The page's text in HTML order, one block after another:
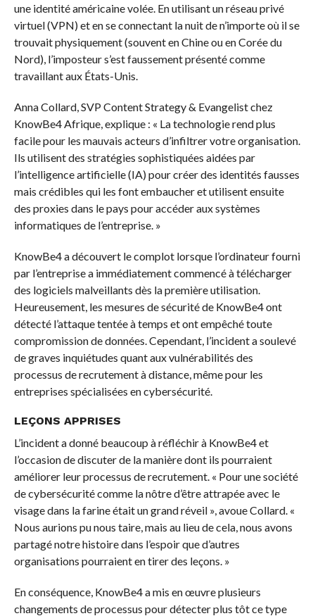
une identité américaine volée. En utilisant un réseau privé
virtuel (VPN) et en se connectant la nuit de n’importe où il se
trouvait physiquement (souvent en Chine ou en Corée du
Nord), l’imposteur s’est faussement présenté comme
travaillant aux États-Unis.
Anna Collard, SVP Content Strategy & Evangelist chez
KnowBe4 Afrique, explique : « La technologie rend plus
facile pour les mauvais acteurs d’infiltrer votre organisation.
Ils utilisent des stratégies sophistiquées aidées par
l’intelligence artificielle (IA) pour créer des identités fausses
mais crédibles qui les font embaucher et utilisent ensuite
des proxies dans le pays pour accéder aux systèmes
informatiques de l’entreprise. »
KnowBe4 a découvert le complot lorsque l’ordinateur fourni
par l’entreprise a immédiatement commencé à télécharger
des logiciels malveillants dès la première utilisation.
Heureusement, les mesures de sécurité de KnowBe4 ont
détecté l’attaque tentée à temps et ont empêché toute
compromission de données. Cependant, l’incident a soulevé
de graves inquiétudes quant aux vulnérabilités des
processus de recrutement à distance, même pour les
entreprises spécialisées en cybersécurité.
LEÇONS APPRISES
L’incident a donné beaucoup à réfléchir à KnowBe4 et
l’occasion de discuter de la manière dont ils pourraient
améliorer leur processus de recrutement. « Pour une société
de cybersécurité comme la nôtre d’être attrapée avec le
visage dans la farine était un grand réveil », avoue Collard. «
Nous aurions pu nous taire, mais au lieu de cela, nous avons
partagé notre histoire dans l’espoir que d’autres
organisations pourraient en tirer des leçons. »
En conséquence, KnowBe4 a mis en œuvre plusieurs
changements de processus pour détecter plus tôt ce type